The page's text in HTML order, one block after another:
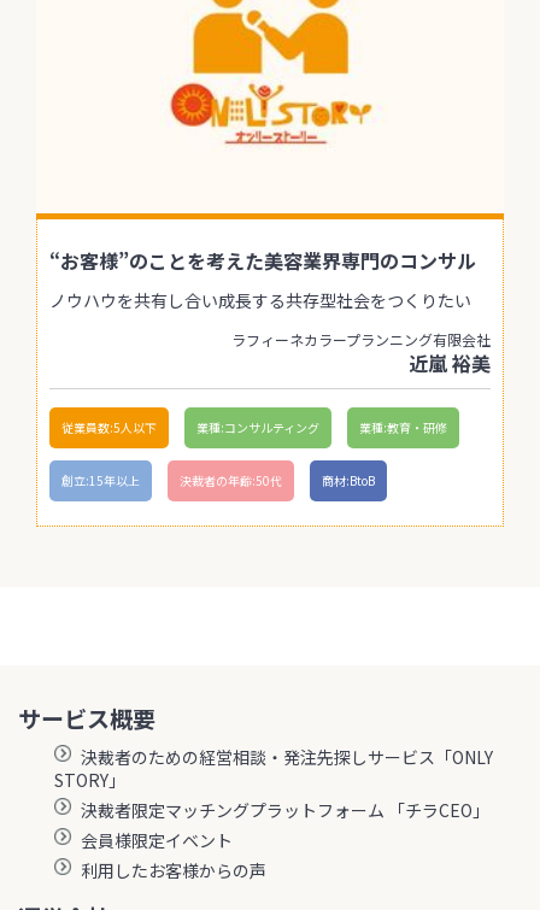
“お客様”のことを考えた美容業界専門のコンサル
ノウハウを共有し合い成長する共存型社会をつくりたい
ラフィーネカラープランニング有限会社
近嵐 裕美
従業員数:5人以下 業種:コンサルティング 業種:教育・研修
創立:15年以上 決裁者の年齢:50代 商材:BtoB
サービス概要
決裁者のための経営相談・発注先探しサービス「ONLY
STORY」
決裁者限定マッチングプラットフォーム 「チラCEO」
会員様限定イベント
利用したお客様からの声